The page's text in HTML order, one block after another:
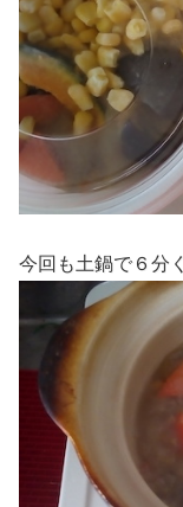
今回も土鍋で６分